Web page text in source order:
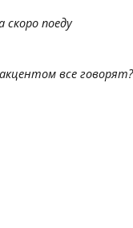
поеду
все говорят?